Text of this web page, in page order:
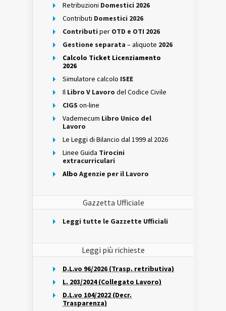
Retribuzioni Domestici 2026
Contributi Domestici 2026
Contributi per OTD e OTI 2026
Gestione separata – aliquote 2026
Calcolo Ticket Licenziamento
2026
Simulatore calcolo ISEE
Il Libro V Lavoro del Codice Civile
CIGS on-line
Vademecum Libro Unico del
Lavoro
Le Leggi di Bilancio dal 1999 al 2026
Linee Guida Tirocini
extracurriculari
Albo Agenzie per il Lavoro
Gazzetta Ufficiale
Leggi tutte le Gazzette Ufficiali
Leggi più richieste
D.L.vo 96/2026 (Trasp. retributiva)
L. 203/2024 (Collegato Lavoro)
D.L.vo 104/2022 (Decr.
Trasparenza)